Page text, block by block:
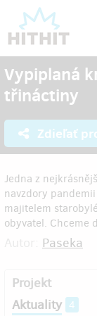
Vypiplaná
třináctiny
Zdieľať
Jedna z
navzdory
majitelem
obyvatel. Chceme
Paseka
Projekt
Aktuality 4